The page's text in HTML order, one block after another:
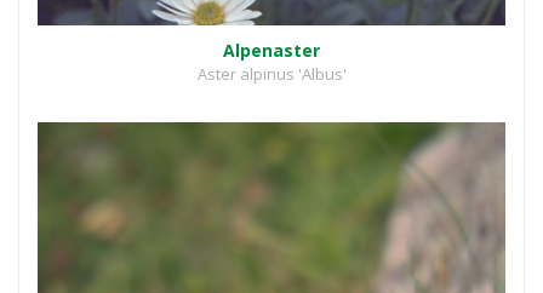
Alpenaster
Aster alpinus 'Albus'